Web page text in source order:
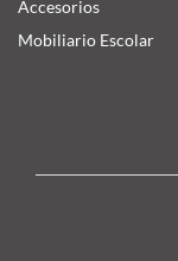
Accesorios
Mobiliario Escolar